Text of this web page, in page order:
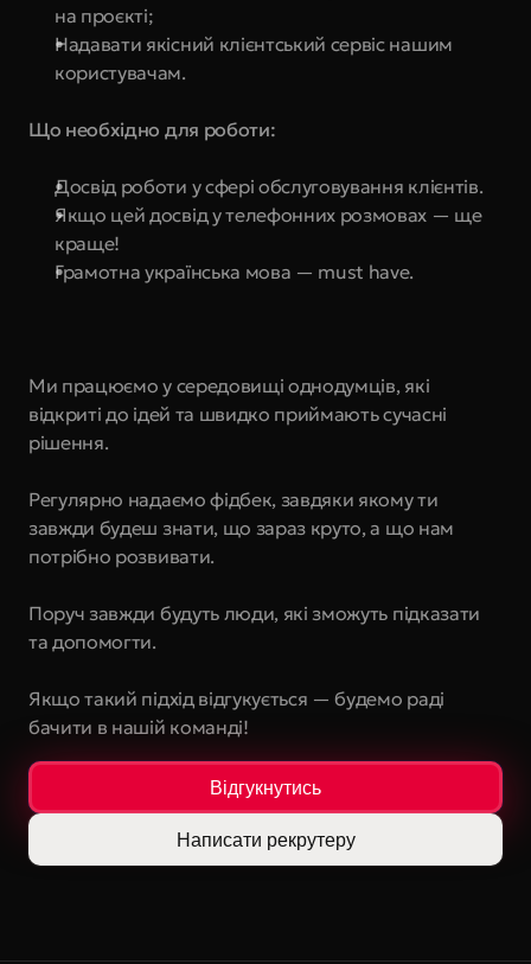
на проєкті;
Надавати якісний клієнтський сервіс нашим
користувачам.
Що необхідно для роботи:
Досвід роботи у сфері обслуговування клієнтів.
Якщо цей досвід у телефонних розмовах — ще
краще!
Грамотна українська мова — must have.
Ми працюємо у середовищі однодумців, які
відкриті до ідей та швидко приймають сучасні
рішення.
Регулярно надаємо фідбек, завдяки якому ти
завжди будеш знати, що зараз круто, а що нам
потрібно розвивати.
Поруч завжди будуть люди, які зможуть підказати
та допомогти.
Якщо такий підхід відгукується — будемо раді
бачити в нашій команді!
Відгукнутись
Написати рекрутеру